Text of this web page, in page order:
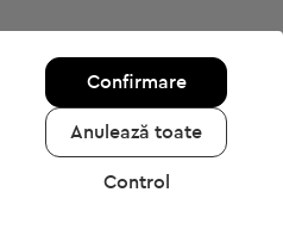
Confirmare
Anulează toate
Control